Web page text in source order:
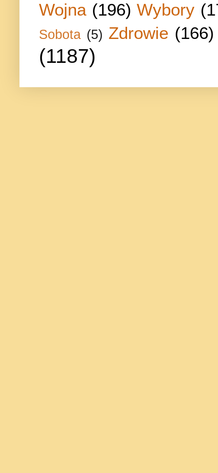
Wojna (196) Wybory
Sobota (5) Zdrowie (166)
(1187)